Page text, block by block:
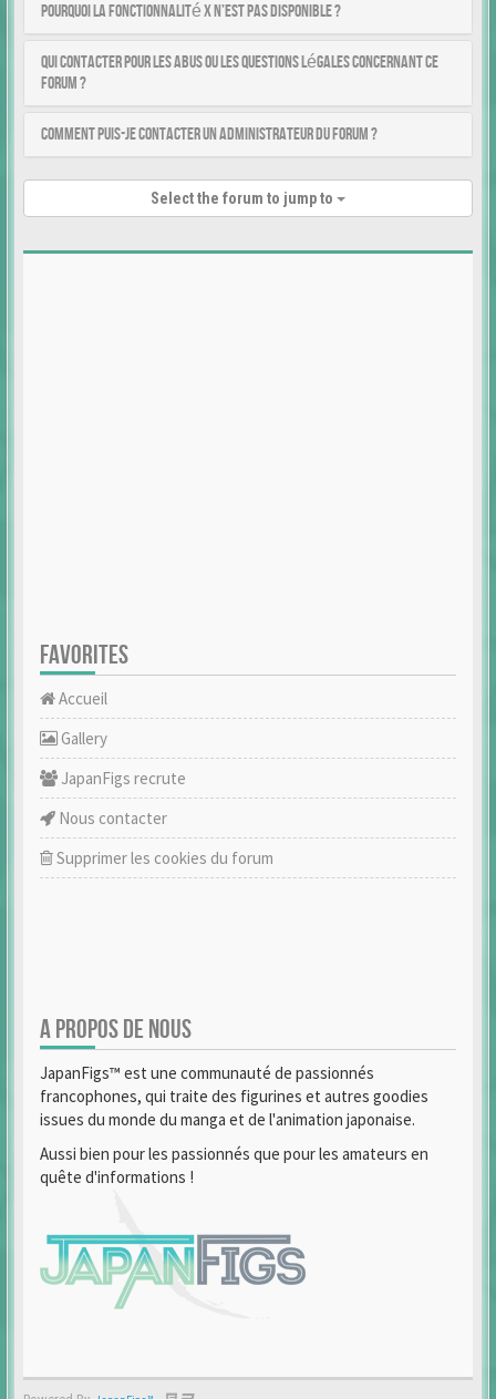
Pourquoi la fonctionnalité X n’est pas disponible ?
Qui contacter pour les abus ou les questions légales concernant ce
forum ?
Comment puis-je contacter un administrateur du forum ?
Select the forum to jump to
FAVORITES
Accueil
Gallery
JapanFigs recrute
Nous contacter
Supprimer les cookies du forum
A PROPOS DE NOUS
JapanFigs™ est une communauté de passionnés
francophones, qui traite des figurines et autres goodies
issues du monde du manga et de l'animation japonaise.
Aussi bien pour les passionnés que pour les amateurs en
quête d'informations !